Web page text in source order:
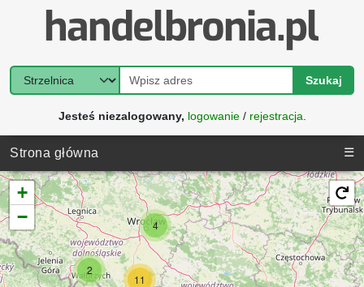
Szukaj
Jesteś niezalogowany, logowanie/ rejestracja
Strona główna ☰
2
4
11
+
−